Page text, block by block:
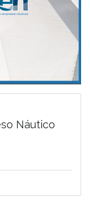
Náutico